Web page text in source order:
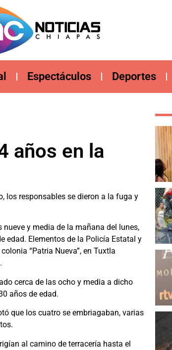
Espectáculos Deportes
años en la
los responsables se dieron a la fuga y
y media de la mañana del lunes,
edad. Elementos de la Policía Estatal y
“Patria Nueva”, en Tuxtla
cerca de las ocho y media a dicho
años de edad.
que los cuatro se embriagaban, varias
al camino de terracería hasta el